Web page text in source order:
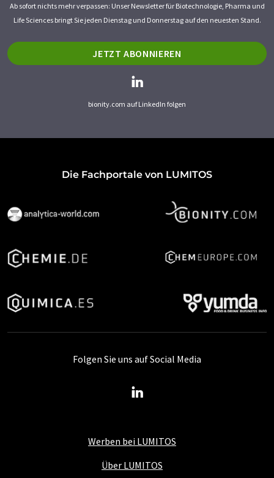
Ab sofort nichts mehr verpassen: Unser Newsletter für Biotechnologie, Pharma und
Life Sciences bringt Sie jeden Dienstag und Donnerstag auf den neuesten Stand.
JETZT ABONNIEREN
bionity.com auf LinkedIn folgen
Die Fachportale von LUMITOS
Werben bei LUMITOS
Über LUMITOS
Folgen Sie uns auf Social Media